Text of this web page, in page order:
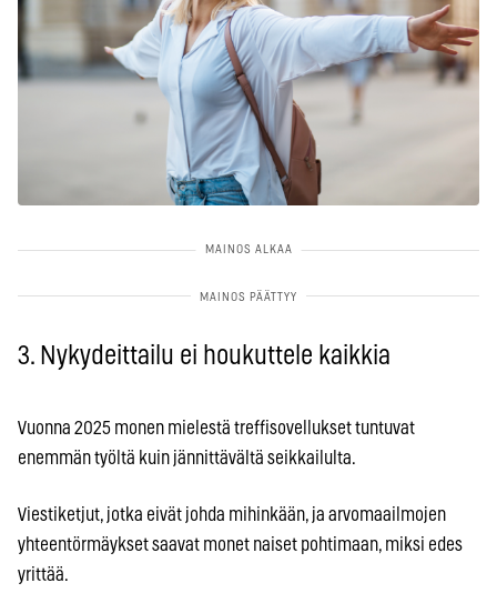
3. Nykydeittailu ei houkuttele kaikkia
Vuonna 2025 monen mielestä treffisovellukset tuntuvat
enemmän työltä kuin jännittävältä seikkailulta.
Viestiketjut, jotka eivät johda mihinkään, ja arvomaailmojen
yhteentörmäykset saavat monet naiset pohtimaan, miksi edes
yrittää.